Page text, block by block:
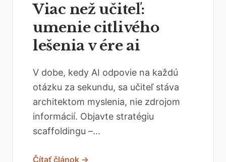
Viac než učiteľ:
umenie citlivého
lešenia v ére ai
V dobe, kedy AI odpovie na každú
otázku za sekundu, sa učiteľ stáva
architektom myslenia, nie zdrojom
informácií. Objavte stratégiu
scaffoldingu –...
Čítať článok →